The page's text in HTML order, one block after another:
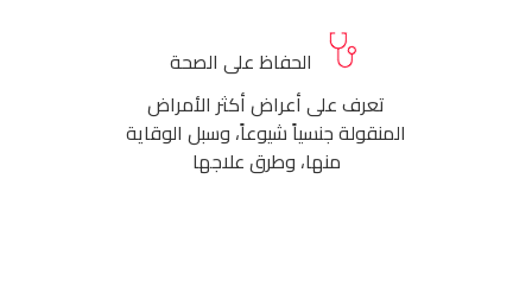
الحفاظ على الصحة
تعرف على أعراض أكثر الأمراض
المنقولة جنسياً شيوعاً، وسبل الوقاية
منها، وطرق علاجها